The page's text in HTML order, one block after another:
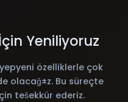
Yeniliyoruz
özelliklerle çok
olacaĝ±z. Bu süreçte
teŝekkür ederiz.